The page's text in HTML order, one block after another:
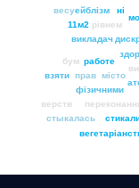
рівнем
місто
нi
работе
фізичними
викладач
ейблізм
прав
стыкалась
11м2
бум
верств
весу
взяти